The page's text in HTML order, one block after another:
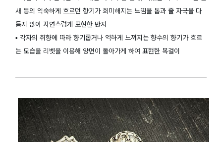
새 등의 익숙하게 흐르던 향기가 희미해지는 느낌을 톱과 줄 자국을 다
듬지 않아 자연스럽게 표현한 반지
▪️ 각자의 취향에 따라 향기롭거나 역하게 느껴지는 향수의 향기가 흐르
는 모습을 리벳을 이용해 양면이 돌아가게 하여 표현한 목걸이